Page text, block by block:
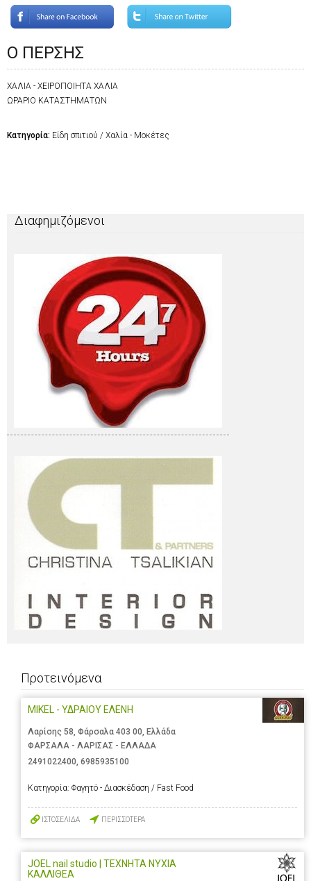
Ο ΠΕΡΣΗΣ
ΧΑΛΙΑ - ΧΕΙΡΟΠΟΙΗΤΑ ΧΑΛΙΑ
ΩΡΑΡΙΟ ΚΑΤΑΣΤΗΜΑΤΩΝ
Κατηγορία: Είδη σπιτιού / Χαλία - Μοκέτες
Διαφημιζόμενοι
Προτεινόμενα
MIKEL - ΥΔΡΑΙΟΥ ΕΛΕΝΗ
Λαρίσης 58, Φάρσαλα 403 00, Ελλάδα
ΦΑΡΣΑΛΑ - ΛΑΡΙΣΑΣ - ΕΛΛΑΔΑ
2491022400, 6985935100
Κατηγορία: Φαγητό - Διασκέδαση / Fast Food
ΙΣΤΟΣΕΛΙΔΑ ΠΕΡΙΣΣΟΤΕΡΑ
JOEL nail studio | ΤΕΧΝΗΤΑ ΝΥΧΙΑ
ΚΑΛΛΙΘΕΑ